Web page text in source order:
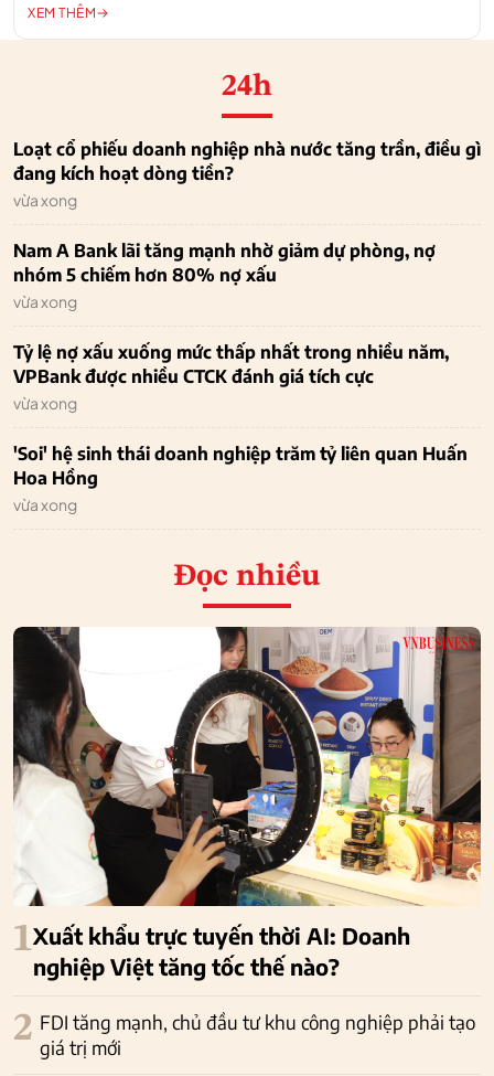
XEM THÊM
24h
Loạt cổ phiếu doanh nghiệp nhà nước tăng trần, điều gì
đang kích hoạt dòng tiền?
vừa xong
Nam A Bank lãi tăng mạnh nhờ giảm dự phòng, nợ
nhóm 5 chiếm hơn 80% nợ xấu
vừa xong
Tỷ lệ nợ xấu xuống mức thấp nhất trong nhiều năm,
VPBank được nhiều CTCK đánh giá tích cực
vừa xong
'Soi' hệ sinh thái doanh nghiệp trăm tỷ liên quan Huấn
Hoa Hồng
vừa xong
Đọc nhiều
1Xuất khẩu trực tuyến thời AI: Doanh
nghiệp Việt tăng tốc thế nào?
2 FDI tăng mạnh, chủ đầu tư khu công nghiệp phải tạo
giá trị mới